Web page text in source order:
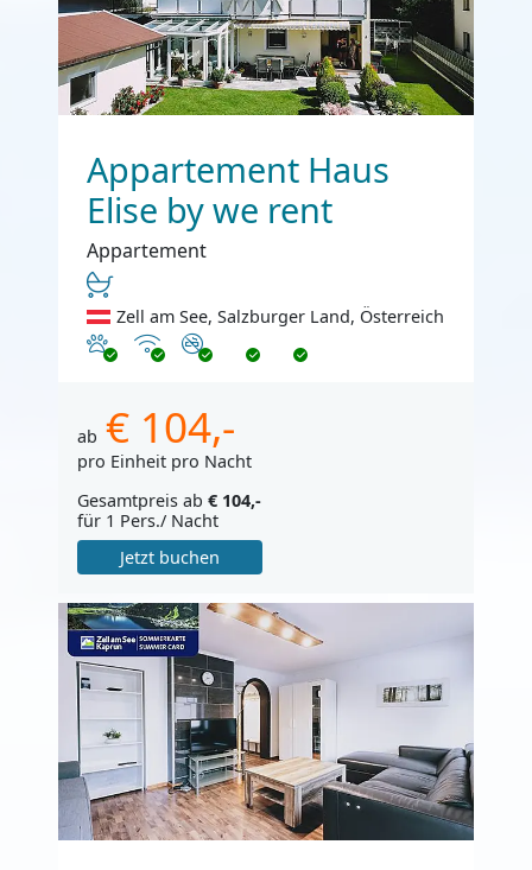
Appartement Haus
Elise by we rent
Appartement
Zell am See, Salzburger Land, Österreich
Haustiere erlaubt
InternetNichtraucher
ab € 104,-
pro Einheit pro Nacht
Gesamtpreis ab € 104,-
für 1 Pers./ Nacht
Jetzt buchen